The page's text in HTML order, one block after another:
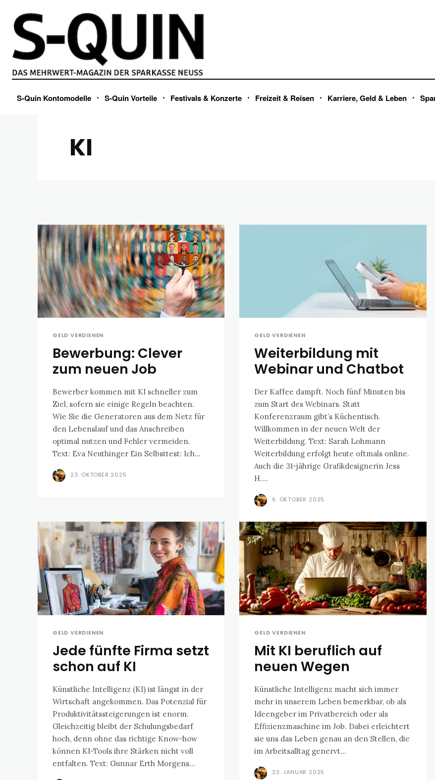
S-Quin Kontomodelle S-Quin Vorteile Festivals & Konzerte Freizeit & Reisen Karriere, Geld & Leben
KI
GELD VERDIENEN
Bewerbung: Clever
zum neuen Job
Bewerber kommen mit KI schneller zum
Ziel, sofern sie einige Regeln beachten.
Wie Sie die Generatoren aus dem Netz für
den Lebenslauf und das Anschreiben
optimal nutzen und Fehler vermeiden.
Text: Eva Neuthinger Ein Selbsttest: Ich...
23. OKTOBER 2025
GELD VERDIENEN
Weiterbildung mit
Webinar und Chatbot
Der Kaffee dampft. Noch fünf Minuten bis
zum Start des Webinars. Statt
Konferenzraum gibt’s Küchentisch.
Willkommen in der neuen Welt der
Weiterbildung. Text: Sarah Lohmann
Weiterbildung erfolgt heute oftmals online.
Auch die 31-jährige Grafikdesignerin Jess
H....
9. OKTOBER 2025
GELD VERDIENEN
Jede fünfte Firma setzt
schon auf KI
Künstliche Intelligenz (KI) ist längst in der
Wirtschaft angekommen. Das Potenzial für
Produktivitätssteigerungen ist enorm.
Gleichzeitig bleibt der Schulungsbedarf
hoch, denn ohne das richtige Know-how
können KI-Tools ihre Stärken nicht voll
entfalten. Text: Gunnar Erth Morgens...
GELD VERDIENEN
Mit KI beruflich auf
neuen Wegen
Künstliche Intelligenz macht sich immer
mehr in unserem Leben bemerkbar, ob als
Ideengeber im Privatbereich oder als
Effizienzmaschine im Job. Dabei erleichtert
sie uns das Leben genau an den Stellen, die
im Arbeitsalltag genervt...
23. JANUAR 2025